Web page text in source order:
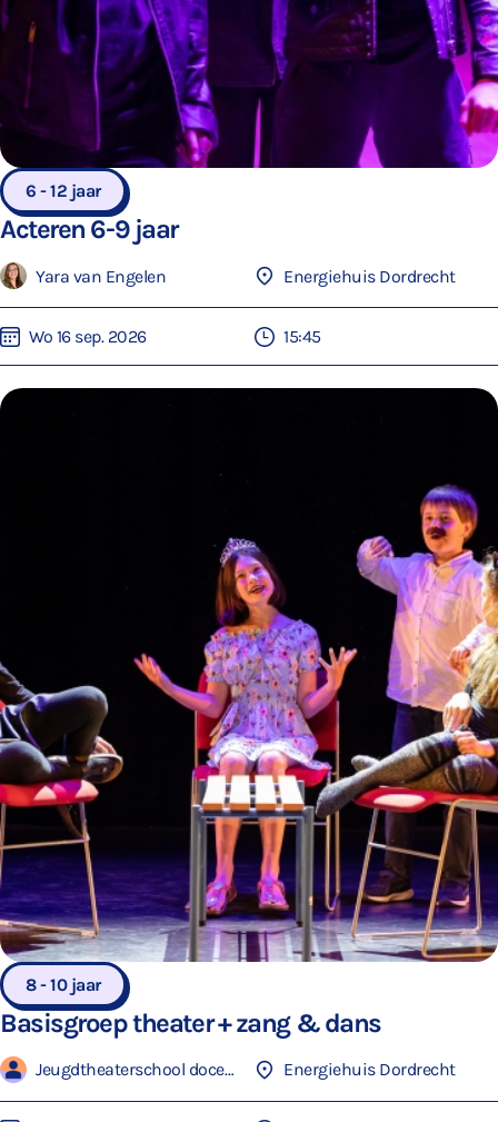
6 - 12 jaar
Acteren 6-9 jaar
Yara van Engelen Energiehuis Dordrecht
Wo 16 sep. 2026 15:45
8 - 10 jaar
Basisgroep theater + zang & dans
Jeugdtheaterschool docenten Energiehuis Dordrecht